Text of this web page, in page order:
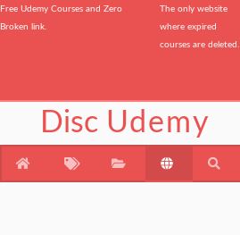
Free Udemy Courses and Zero
Broken link.
The only website
where expired
courses are deleted.
Disc Udemy